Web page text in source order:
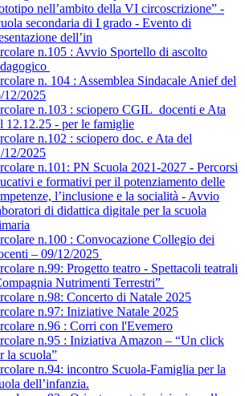
nell’ambito della VI circoscrizione” -
secondaria di I grado - Evento di
dell’in
n.105 : Avvio Sportello di ascolto
n. 104 : Assemblea Sindacale Anief del
12/2025
n.103 : sciopero CGIL_docenti e Ata
12.12.25 - per le famiglie
n.102 : sciopero doc. e Ata del
12/2025
n.101: PN Scuola 2021-2027 - Percorsi
e formativi per il potenziamento delle
l’inclusione e la socialità - Avvio
di didattica digitale per la scuola
n.100 : Convocazione Collegio dei
– 09/12/2025
n.99: Progetto teatro - Spettacoli teatrali
Nutrimenti Terrestri”
n.98: Concerto di Natale 2025
n.97: Iniziative Natale 2025
n.96 : Corri con l'Evemero
n.95 : Iniziativa Amazon – “Un click
la scuola”
n.94: incontro Scuola-Famiglia per la
dell’infanzia.